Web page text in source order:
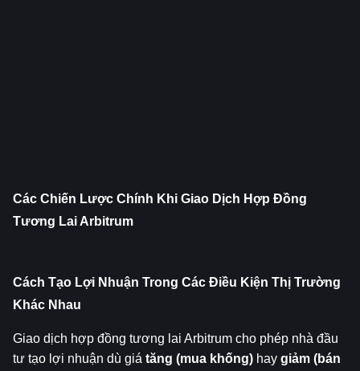
Các Chiến Lược Chính Khi Giao Dịch Hợp Đồng
Tương Lai Arbitrum
Cách Tạo Lợi Nhuận Trong Các Điều Kiện Thị Trường
Khác Nhau
Giao dịch hợp đồng tương lai Arbitrum cho phép nhà đầu
tư tạo lợi nhuận dù giá tăng (mua khống) hay giảm (bán